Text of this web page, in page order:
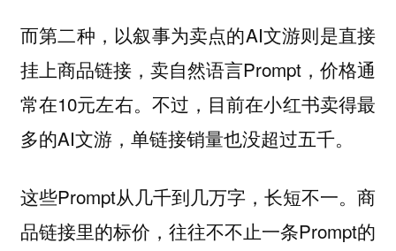
而第二种，以叙事为卖点的AI文游则是直接
挂上商品链接，卖自然语言Prompt，价格通
常在10元左右。不过，目前在小红书卖得最
多的AI文游，单链接销量也没超过五千。
这些Prompt从几千到几万字，长短不一。商
品链接里的标价，往往不不止一条Prompt的